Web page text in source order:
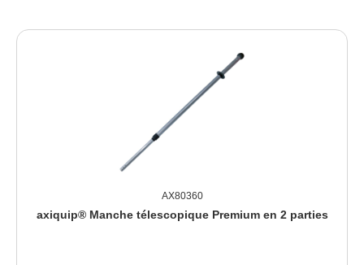
AX80360
axiquip® Manche télescopique Premium en 2 parties